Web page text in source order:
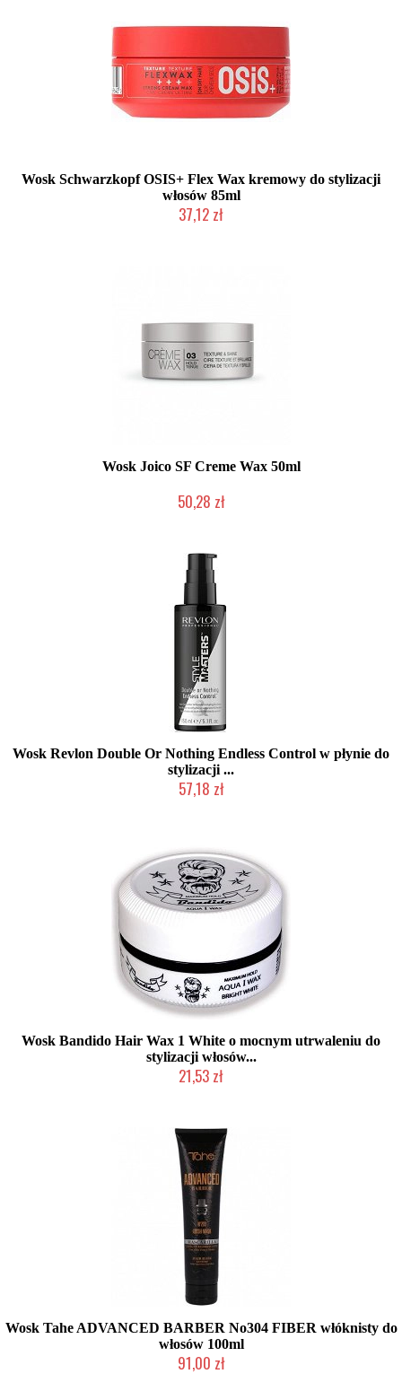
Wosk Schwarzkopf OSIS+ Flex Wax kremowy do stylizacji
włosów 85ml
37,12 zł
Wosk Joico SF Creme Wax 50ml
50,28 zł
Wosk Revlon Double Or Nothing Endless Control w płynie do
stylizacji ...
57,18 zł
Wosk Bandido Hair Wax 1 White o mocnym utrwaleniu do
stylizacji włosów...
21,53 zł
Wosk Tahe ADVANCED BARBER No304 FIBER włóknisty do
włosów 100ml
91,00 zł